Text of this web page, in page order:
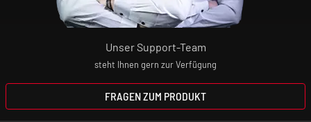
Unser Support-Team
steht Ihnen gern zur Verfügung
FRAGEN ZUM PRODUKT